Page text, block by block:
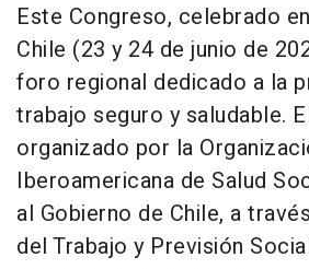
Este Congreso, celebrado
Chile (23 y 24 de junio de
foro regional dedicado a la
trabajo seguro y saludable.
organizado por la
Iberoamericana de Salud
al Gobierno de Chile, a
del Trabajo y Previsión